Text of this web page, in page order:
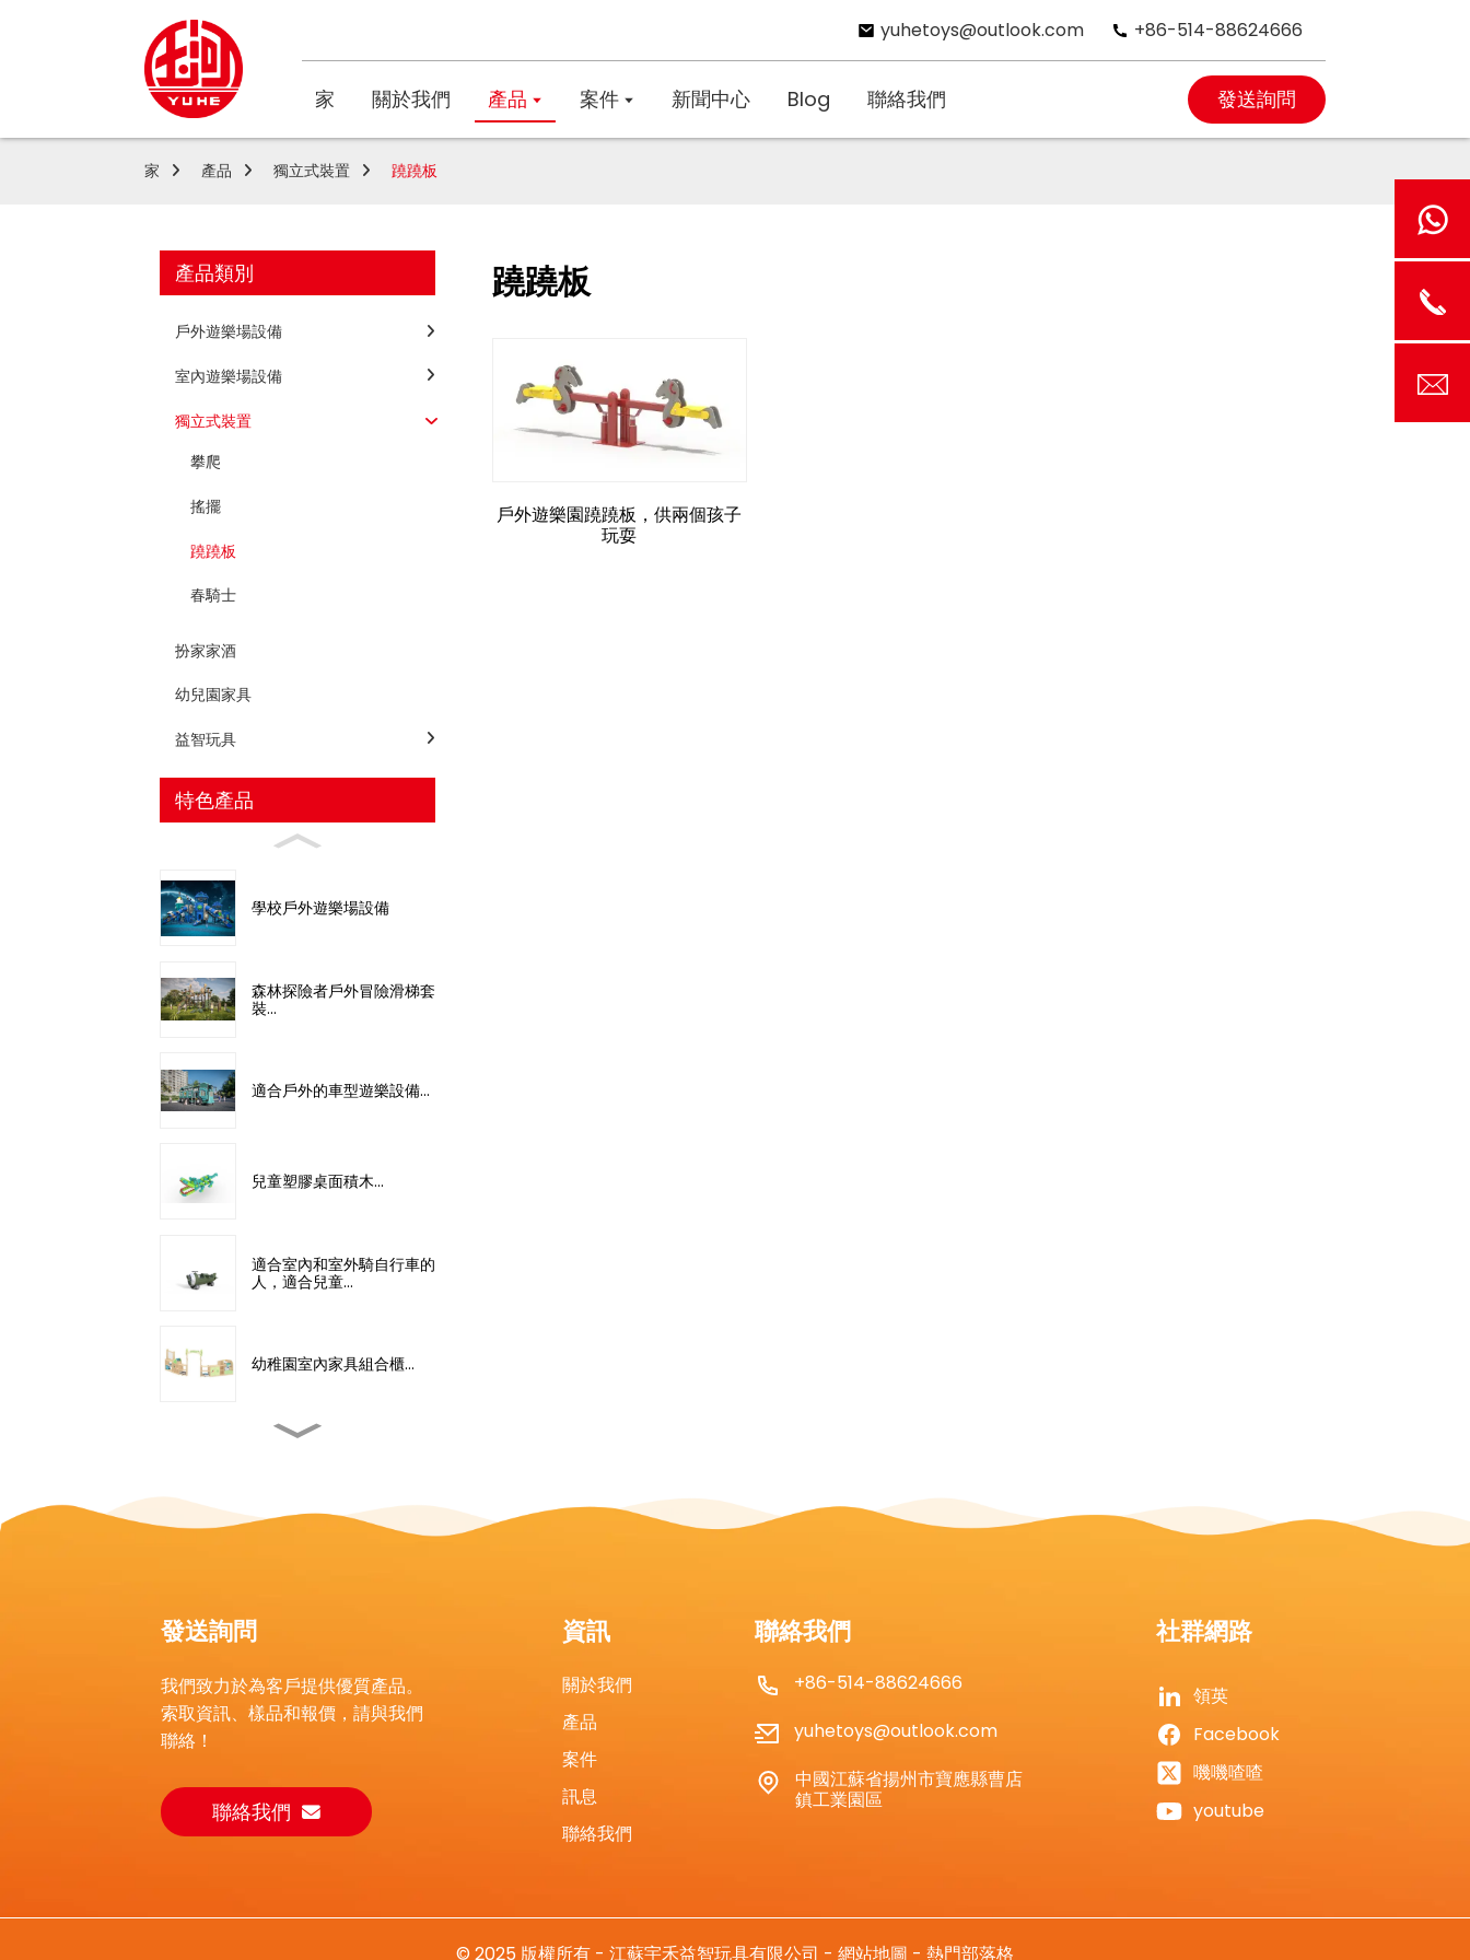
yuhetoys@outlook.com +86-514-88624666
家 關於我們 產品 案件 新聞中心 Blog 聯絡我們 發送詢問
家 產品 獨立式裝置 蹺蹺板
產品類別
戶外遊樂場設備
室內遊樂場設備
獨立式裝置
攀爬
搖擺
蹺蹺板
春騎士
扮家家酒
幼兒園家具
益智玩具
特色產品
學校戶外遊樂場設備
森林探險者戶外冒險滑梯套
裝...
適合戶外的車型遊樂設備...
兒童塑膠桌面積木...
適合室內和室外騎自行車的
人，適合兒童…
幼稚園室內家具組合櫃...
帶滑梯的小型室內遊樂場設
備...
兒童戶外遊樂場設備攀爬
蹺蹺板
戶外遊樂園蹺蹺板，供兩個孩子
玩耍
發送詢問
我們致力於為客戶提供優質產品。
索取資訊、樣品和報價，請與我們
聯絡！
聯絡我們
資訊
關於我們
產品
案件
訊息
聯絡我們
聯絡我們
+86-514-88624666
yuhetoys@outlook.com
中國江蘇省揚州市寶應縣曹店
鎮工業園區
社群網路
領英
Facebook
嘰嘰喳喳
youtube
© 2025 版權所有 - 江蘇宇禾益智玩具有限公司 - 網站地圖 - 熱門部落格